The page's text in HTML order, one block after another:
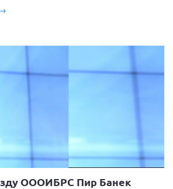
край
ОООИБРС Пир Банек